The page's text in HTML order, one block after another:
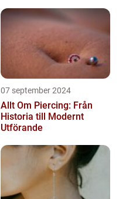
07 september 2024
Allt Om Piercing: Från
Historia till Modernt
Utförande